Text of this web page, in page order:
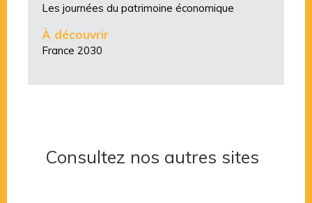
Les journées du patrimoine économique
À découvrir
France 2030
Consultez nos autres sites